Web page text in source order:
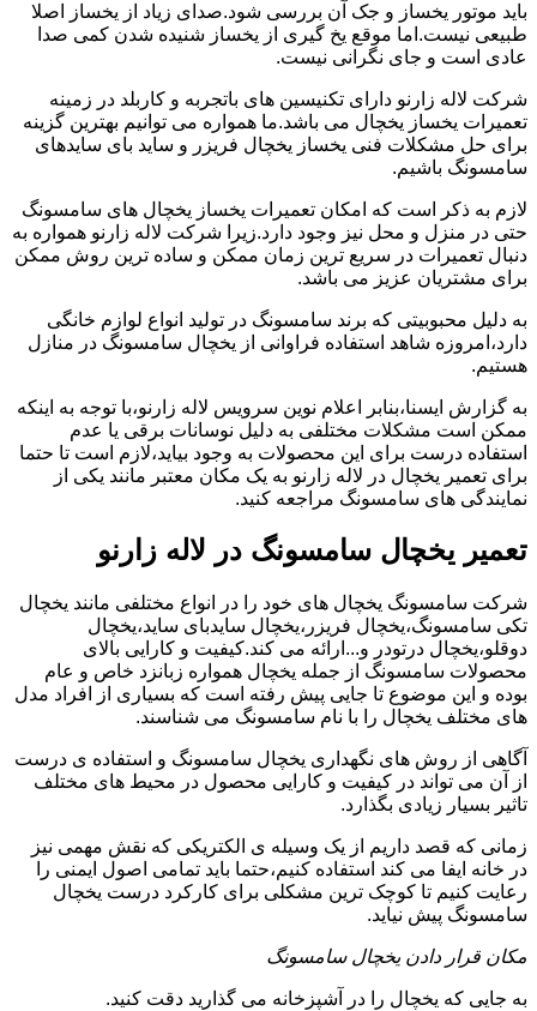
باید موتور یخساز و جک آن بررسی شود.صدای زیاد از یخساز اصلا
طبیعی نیست.اما موقع یخ گیری از یخساز شنیده شدن کمی صدا
عادی است و جای نگرانی نیست.
شرکت لاله زارنو دارای تکنیسین های باتجربه و کاربلد در زمینه
تعمیرات یخساز یخچال می باشد.ما همواره می توانیم بهترین گزینه
برای حل مشکلات فنی یخساز یخچال فریزر و ساید بای سایدهای
سامسونگ باشیم.
لازم به ذکر است که امکان تعمیرات یخساز یخچال های سامسونگ
حتی در منزل و محل نیز وجود دارد.زیرا شرکت لاله زارنو همواره به
دنبال تعمیرات در سریع ترین زمان ممکن و ساده ترین روش ممکن
برای مشتریان عزیز می باشد.
به دلیل محبوبیتی که برند سامسونگ در تولید انواع لوازم خانگی
دارد،امروزه شاهد استفاده فراوانی از یخچال سامسونگ در منازل
هستیم.
به گزارش ایسنا،بنابر اعلام نوین سرویس لاله زارنو،با توجه به اینکه
ممکن است مشکلات مختلفی به دلیل نوسانات برقی یا عدم
استفاده درست برای این محصولات به وجود بیاید،لازم است تا حتما
برای تعمیر یخچال در لاله زارنو به یک مکان معتبر مانند یکی از
نمایندگی های سامسونگ مراجعه کنید.
تعمیر یخچال سامسونگ در لاله زارنو
شرکت سامسونگ یخچال های خود را در انواع مختلفی مانند یخچال
تکی سامسونگ،یخچال فریزر،یخچال سایدبای ساید،یخچال
دوقلو،یخچال درتودر و...ارائه می کند.کیفیت و کارایی بالای
محصولات سامسونگ از جمله یخچال همواره زبانزد خاص و عام
بوده و این موضوع تا جایی پیش رفته است که بسیاری از افراد مدل
های مختلف یخچال را با نام سامسونگ می شناسند.
آگاهی از روش های نگهداری یخچال سامسونگ و استفاده ی درست
از آن می تواند در کیفیت و کارایی محصول در محیط های مختلف
تاثیر بسیار زیادی بگذارد.
زمانی که قصد داریم از یک وسیله ی الکتریکی که نقش مهمی نیز
در خانه ایفا می کند استفاده کنیم،حتما باید تمامی اصول ایمنی را
رعایت کنیم تا کوچک ترین مشکلی برای کارکرد درست یخچال
سامسونگ پیش نیاید.
مکان قرار دادن یخچال سامسونگ
به جایی که یخچال را در آشپزخانه می گذارید دقت کنید.